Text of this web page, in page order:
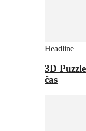
Headline
3D
čas